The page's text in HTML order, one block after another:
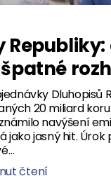
Dluhopisů
20 miliard
navýšení
jako jasný hit. Úrok
čtení